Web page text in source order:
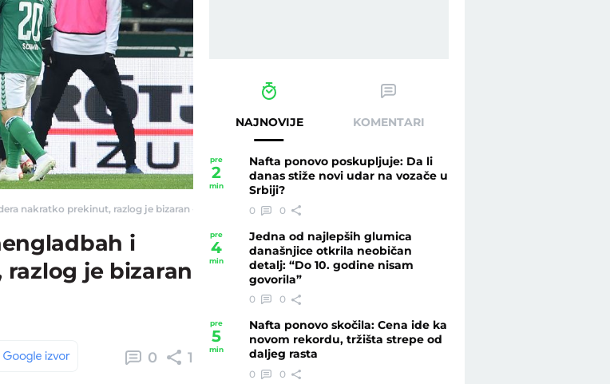
nakratko prekinut, razlog je bizaran - Telegraf.rs
i
je bizaran
0 1
NAJNOVIJE KOMENTARI
pre
2
min
Nafta ponovo poskupljuje: Da li
danas stiže novi udar na vozače u
Srbiji?
0 0
pre
4
min
Jedna od najlepših glumica
današnjice otkrila neobičan
detalj: “Do 10. godine nisam
govorila”
0 0
pre
5
min
Nafta ponovo skočila: Cena ide ka
novom rekordu, tržišta strepe od
daljeg rasta
0 0